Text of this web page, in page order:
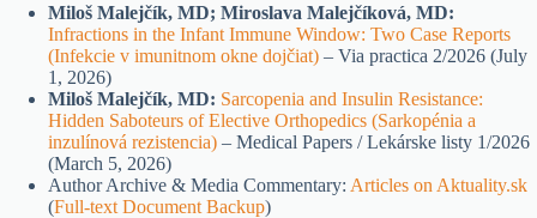
Miloš Malejčík, MD; Miroslava Malejčíková, MD:
Infractions in the Infant Immune Window: Two Case Reports
(Infekcie v imunitnom okne dojčiat) – Via practica 2/2026 (July
1, 2026)
Miloš Malejčík, MD: Sarcopenia and Insulin Resistance:
Hidden Saboteurs of Elective Orthopedics (Sarkopénia a
inzulínová rezistencia) – Medical Papers / Lekárske listy 1/2026
(March 5, 2026)
Author Archive & Media Commentary: Articles on Aktuality.sk
(Full-text Document Backup)